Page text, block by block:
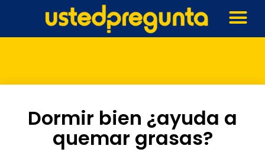
Dormir bien ¿ayuda a
quemar grasas?